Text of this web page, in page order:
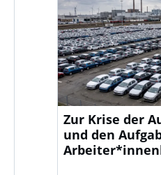
Zur Krise der
und den